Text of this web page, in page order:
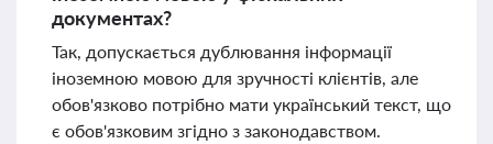
документах?
Так, допускається дублювання інформації
іноземною мовою для зручності клієнтів, але
обов'язково потрібно мати український текст, що
є обов'язковим згідно з законодавством.